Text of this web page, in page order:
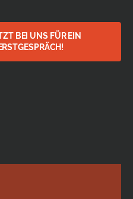
BEI UNS FÜR EIN